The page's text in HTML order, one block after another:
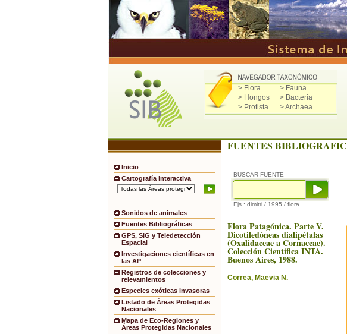
> Flora
> Fauna
> Hongos
> Bacteria
> Protista
> Archaea
Inicio
Cartografía interactiva
Sonidos de animales
Fuentes Bibliográficas
GPS, SIG y Teledetección
Espacial
Investigaciones científicas en
las AP
Registros de colecciones y
relevamientos
Especies exóticas invasoras
Listado de Áreas Protegidas
Nacionales
Mapa de Eco-Regiones y
Áreas Protegidas Nacionales
FUENTES
BUSCAR FUENTE
Ejs.: dimitri / 1995 / flora
Flora Patagónica. Parte V.
Dicotiledóneas dialipétalas
(Oxalidaceae a Cornaceae).
Colección Científica INTA.
Buenos Aires, 1988.
Correa, Maevia N.